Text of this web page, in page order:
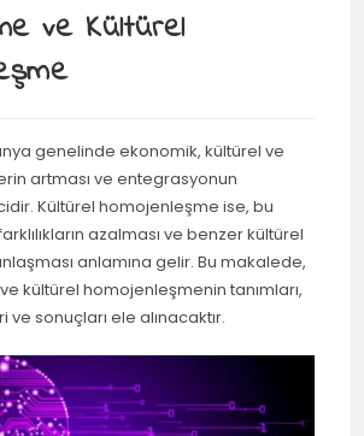
ve Kültürel
genelinde ekonomik, kültürel ve
artması ve entegrasyonun
Kültürel homojenleşme ise, bu
azalması ve benzer kültürel
anlamına gelir. Bu makalede,
kültürel homojenleşmenin tanımları,
sonuçları ele alınacaktır.